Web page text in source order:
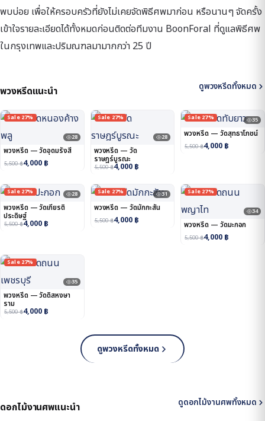
พบบ่อย เพื่อให้ครอบครัวที่ยังไม่เคยจัดพิธีศพมาก่อน หรือนานๆ จัดครั้ง
เข้าใจรายละเอียดได้ทั้งหมดก่อนติดต่อทีมงาน BoonForal ที่ดูแลพิธีศพ
ในกรุงเทพและปริมณฑลมามากกว่า 25 ปี
พวงหรีดแนะนำ ดูพวงหรีดทั้งหมด
Sale 27%
28
พวงหรีด — วัดอุดมรังสี
5,500฿4,000 ฿
Sale 27%
28
พวงหรีด — วัด
ราษฎร์บูรณะ
5,500฿4,000 ฿
Sale 27% 35
พวงหรีด — วัดสุทธาโภชน์
5,500฿4,000 ฿
Sale 27% 28
พวงหรีด — วัดเกียรติ
ประดิษฐ์
5,500฿4,000 ฿
Sale 27% 31
พวงหรีด — วัดมักกะสัน
5,500฿4,000 ฿
Sale 27%
34
พวงหรีด — วัดมะกอก
5,500฿4,000 ฿
Sale 27%
35
พวงหรีด — วัดดิสหงษา
ราม
5,500฿4,000 ฿
ดูพวงหรีดทั้งหมด
ดอกไม้งานศพแนะนำ ดูดอกไม้งานศพทั้งหมด